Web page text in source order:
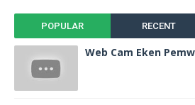
POPULAR RECENT
Web Cam Eken